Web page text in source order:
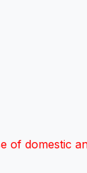
of domestic